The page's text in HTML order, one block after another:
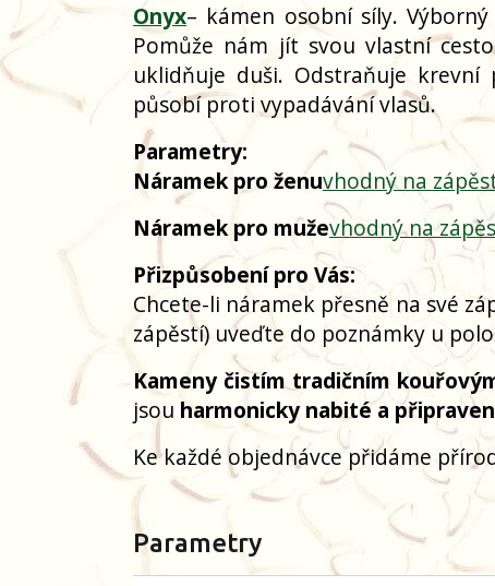
Onyx– kámen osobní síly.
Pomůže nám jít svou vlastní
uklidňuje duši. Odstraňuje
působí proti vypadávání vlasů.
Parametry:
Náramek pro ženuvhodný na
Náramek pro muževhodný na
Přizpůsobení pro Vás:
Chcete-li náramek přesně na své
zápěstí) uveďte do poznámky u
Kameny čistím tradičním
jsou harmonicky nabité a
Ke každé objednávce přidáme
Parametry